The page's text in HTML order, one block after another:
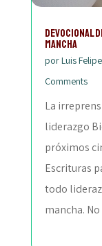
Devocional
Mancha
porLuis
Comments
La
liderazgo
próximos
Escrituras
todo
mancha.